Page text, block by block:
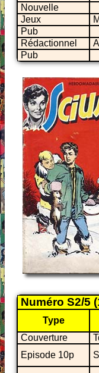
Nouvelle
Jeux
Pub
Rédactionnel
Pub
Numéro S2/5
Type
Couverture
Episode 10p